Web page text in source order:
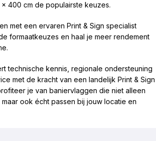
x 400 cm de populairste keuzes.
met een ervaren Print & Sign specialist
formaatkeuzes en haal je meer rendement
technische kennis, regionale ondersteuning
met de kracht van een landelijk Print & Sign
je van baniervlaggen die niet alleen
ook écht passen bij jouw locatie en